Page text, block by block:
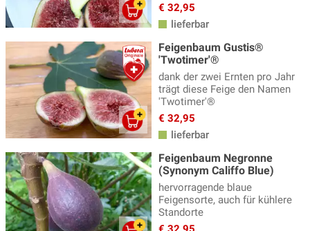
€ 32,95
lieferbar
Feigenbaum Gustis®
'Twotimer'®
dank der zwei Ernten pro Jahr
trägt diese Feige den Namen
'Twotimer'®
€ 32,95
lieferbar
Feigenbaum Negronne
(Synonym Califfo Blue)
hervorragende blaue
Feigensorte, auch für kühlere
Standorte